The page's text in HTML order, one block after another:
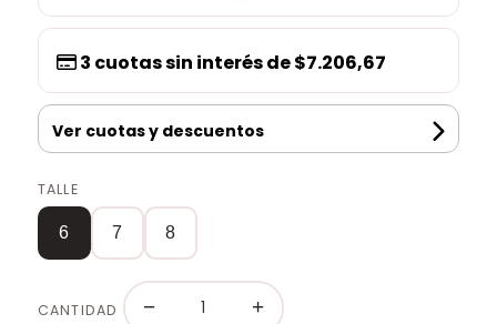
3 cuotas sin interés de$7.206,67
Ver cuotas y descuentos
TALLE
6 7 8
CANTIDAD − +